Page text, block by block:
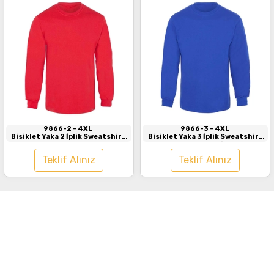
9866-2 - 4XL
Bisiklet Yaka 2 İplik Sweatshirt
Teklif Alınız
9866-3 - 4XL
Bisiklet Yaka 3 İplik Sweatshirt
Saks Mavi
Teklif Alınız